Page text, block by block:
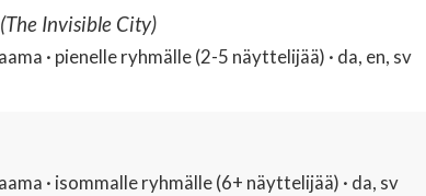
(The Invisible City)
· pienelle ryhmälle (2-5 näyttelijää) · da, en, sv
· isommalle ryhmälle (6+ näyttelijää) · da, sv